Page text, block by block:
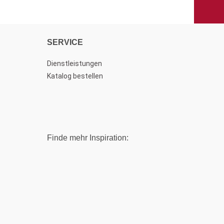
SERVICE
Dienstleistungen
Katalog bestellen
Finde mehr Inspiration: